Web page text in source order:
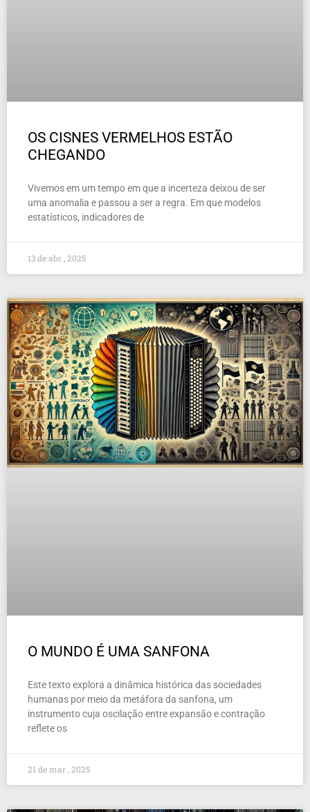
OS CISNES VERMELHOS ESTÃO
CHEGANDO
Vivemos em um tempo em que a incerteza deixou de ser
uma anomalia e passou a ser a regra. Em que modelos
estatísticos, indicadores de
13 de abr , 2025
O MUNDO É UMA SANFONA
Este texto explora a dinâmica histórica das sociedades
humanas por meio da metáfora da sanfona, um
instrumento cuja oscilação entre expansão e contração
reflete os
21 de mar , 2025